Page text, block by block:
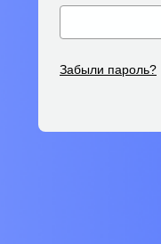
Забыли пароль?